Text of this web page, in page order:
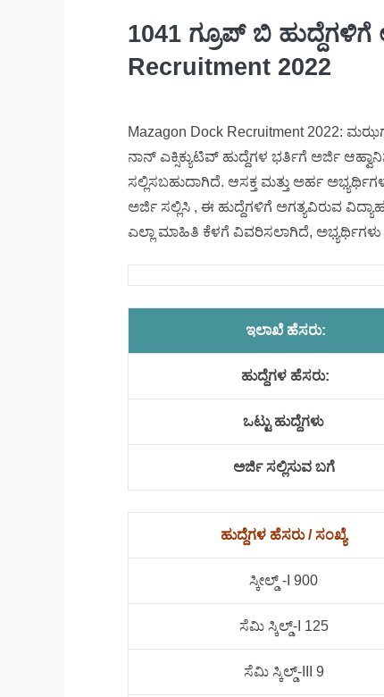
1041 ಗ್ರೂಪ್ ಬಿ
Recruitment 2022
Mazagon Dock Recruitment 2022:
ನಾನ್​ ಎಕ್ಸಿಕ್ಯುಟಿವ್​ ಹುದ್ದೆಗಳ ಭರ್ತಿಗೆ ಅರ್ಜಿ
ಸಲ್ಲಿಸಬಹುದಾಗಿದೆ. ಆಸಕ್ತ ಮತ್ತು ಅರ್ಹ
ಅರ್ಜಿ ಸಲ್ಲಿಸಿ , ಈ ಹುದ್ದೆಗಳಿಗೆ ಅಗತ್ಯವಿರುವ
ಎಲ್ಲಾ ಮಾಹಿತಿ ಕೆಳಗೆ ವಿವರಿಸಲಾಗಿದೆ,
ಇಲಾಖೆ ಹೆಸರು:
ಹುದ್ದೆಗಳ ಹೆಸರು:
ಒಟ್ಟು ಹುದ್ದೆಗಳು
ಅರ್ಜಿ ಸಲ್ಲಿಸುವ ಬಗೆ
ಹುದ್ದೆಗಳ ಹೆಸರು / ಸಂಖ್ಯೆ
ಸ್ಕೀಲ್ಡ್​​ -I 900
ಸೆಮಿ ಸ್ಕಿಲ್ಡ್​​-I 125
ಸೆಮಿ ಸ್ಕಿಲ್ಡ್-III 9